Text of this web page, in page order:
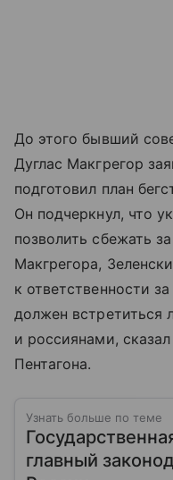
До этого бывший
Дуглас Макгрегор
подготовил план
Он подчеркнул, что
позволить сбежать
Макгрегора,
к ответственности
должен встретиться
и россиянами,
Пентагона.
Узнать больше по теме
главный